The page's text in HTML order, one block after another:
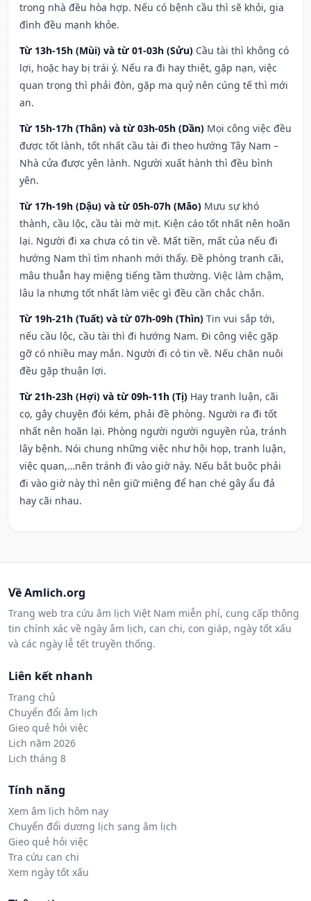
trong nhà đều hòa hợp. Nếu có bệnh cầu thì sẽ khỏi, gia
đình đều mạnh khỏe.
Từ 13h-15h (Mùi) và từ 01-03h (Sửu) Cầu tài thì không có
lợi, hoặc hay bị trái ý. Nếu ra đi hay thiệt, gặp nạn, việc
quan trọng thì phải đòn, gặp ma quỷ nên cúng tế thì mới
an.
Từ 15h-17h (Thân) và từ 03h-05h (Dần) Mọi công việc đều
được tốt lành, tốt nhất cầu tài đi theo hướng Tây Nam –
Nhà cửa được yên lành. Người xuất hành thì đều bình
yên.
Từ 17h-19h (Dậu) và từ 05h-07h (Mão) Mưu sự khó
thành, cầu lộc, cầu tài mờ mịt. Kiện cáo tốt nhất nên hoãn
lại. Người đi xa chưa có tin về. Mất tiền, mất của nếu đi
hướng Nam thì tìm nhanh mới thấy. Đề phòng tranh cãi,
mâu thuẫn hay miệng tiếng tầm thường. Việc làm chậm,
lâu la nhưng tốt nhất làm việc gì đều cần chắc chắn.
Từ 19h-21h (Tuất) và từ 07h-09h (Thìn) Tin vui sắp tới,
nếu cầu lộc, cầu tài thì đi hướng Nam. Đi công việc gặp
gỡ có nhiều may mắn. Người đi có tin về. Nếu chăn nuôi
đều gặp thuận lợi.
Từ 21h-23h (Hợi) và từ 09h-11h (Tị) Hay tranh luận, cãi
cọ, gây chuyện đói kém, phải đề phòng. Người ra đi tốt
nhất nên hoãn lại. Phòng người người nguyền rủa, tránh
lây bệnh. Nói chung những việc như hội họp, tranh luận,
việc quan,…nên tránh đi vào giờ này. Nếu bắt buộc phải
đi vào giờ này thì nên giữ miệng để hạn ché gây ẩu đả
hay cãi nhau.
Về Amlich.org
Trang web tra cứu âm lịch Việt Nam miễn phí, cung cấp thông
tin chính xác về ngày âm lịch, can chi, con giáp, ngày tốt xấu
và các ngày lễ tết truyền thống.
Liên kết nhanh
Trang chủ
Chuyển đổi âm lịch
Gieo quẻ hỏi việc
Lịch năm 2026
Lịch tháng 8
Tính năng
Xem âm lịch hôm nay
Chuyển đổi dương lịch sang âm lịch
Gieo quẻ hỏi việc
Tra cứu can chi
Xem ngày tốt xấu